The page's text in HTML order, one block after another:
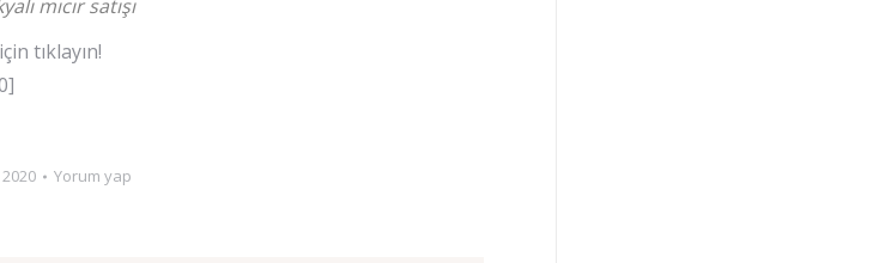
mıcır satışı
tıklayın!
]
Yorum yap